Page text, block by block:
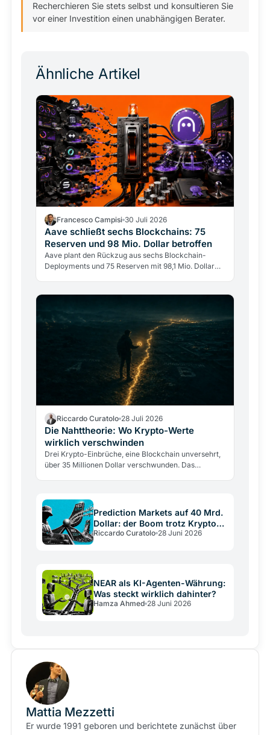
Recherchieren Sie stets selbst und konsultieren Sie
vor einer Investition einen unabhängigen Berater.
Ähnliche Artikel
Francesco Campisi 30 Juli 2026
Aave schließt sechs Blockchains: 75
Reserven und 98 Mio. Dollar betroffen
Aave plant den Rückzug aus sechs Blockchain-
Deployments und 75 Reserven mit 98,1 Mio. Dollar
Riccardo Curatolo 28 Juli 2026
Die Nahttheorie: Wo Krypto-Werte
wirklich verschwinden
Drei Krypto-Einbrüche, eine Blockchain unversehrt,
über 35 Millionen Dollar verschwunden. Das
Prediction Markets auf 40 Mrd.
Dollar: der Boom trotz Krypto-
Crash
Riccardo Curatolo 28 Juni 2026
NEAR als KI-Agenten-Währung:
Was steckt wirklich dahinter?
Hamza Ahmed 28 Juni 2026
Mattia Mezzetti
Er wurde 1991 geboren und berichtete zunächst über